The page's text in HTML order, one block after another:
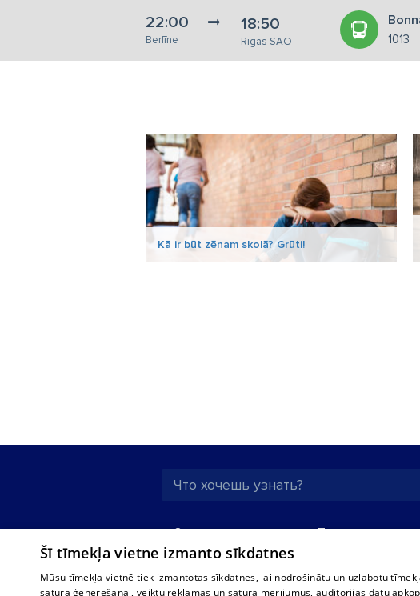
22:00
Berlīne
18:50
Rīgas SAO 1013
Kā ir būt zēnam skolā? Grūti!
О нас
Реклама
Для бизнеса
Предприятия
Bus tickets
Šī tīmekļa vietne izmanto sīkdatnes
Mūsu tīmekļa vietnē tiek izmantotas sīkdatnes, lai nodrošinātu un uzlabotu
satura ģenerēšanai, veiktu reklāmas un satura mērījumus, auditorijas datu